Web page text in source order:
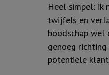
Heel simpel: ik
twijfels en
boodschap wel
genoeg
potentiële